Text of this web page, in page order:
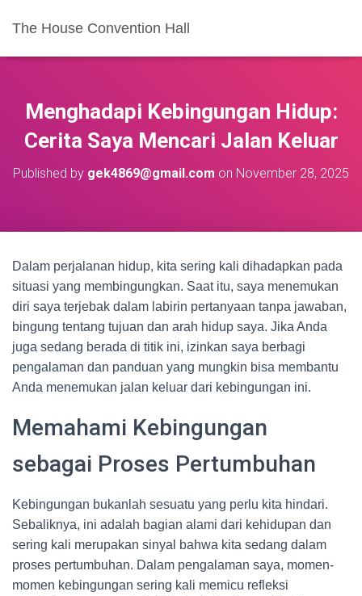
The House Convention Hall
Menghadapi Kebingungan Hidup:
Cerita Saya Mencari Jalan Keluar
Published by gek4869@gmail.com on November 28, 2025
Dalam perjalanan hidup, kita sering kali dihadapkan pada
situasi yang membingungkan. Saat itu, saya menemukan
diri saya terjebak dalam labirin pertanyaan tanpa jawaban,
bingung tentang tujuan dan arah hidup saya. Jika Anda
juga sedang berada di titik ini, izinkan saya berbagi
pengalaman dan panduan yang mungkin bisa membantu
Anda menemukan jalan keluar dari kebingungan ini.
Memahami Kebingungan
sebagai Proses Pertumbuhan
Kebingungan bukanlah sesuatu yang perlu kita hindari.
Sebaliknya, ini adalah bagian alami dari kehidupan dan
sering kali merupakan sinyal bahwa kita sedang dalam
proses pertumbuhan. Dalam pengalaman saya, momen-
momen kebingungan sering kali memicu refleksi